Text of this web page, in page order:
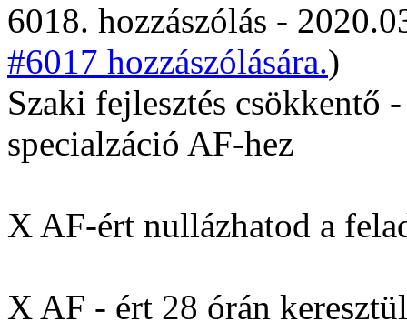
6018. hozzászólás -
#6017 hozzászólására.)
Szaki fejlesztés csökkentő
specialzáció AF-hez
X AF-ért nullázhatod a
X AF - ért 28 órán